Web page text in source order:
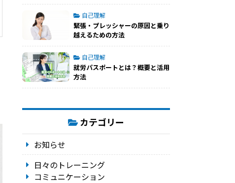
自己理解
緊張・プレッシャーの原因と乗り
越えるための方法
自己理解
就労パスポートとは？概要と活用
方法
カテゴリー
お知らせ
日々のトレーニング
コミュニケーション